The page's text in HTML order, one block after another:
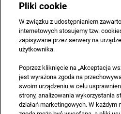
COMPANY CAREERS CONTACT US
SITE MAP
Copyright © 2021 Automobili
shareholder company part of
Reg Office:Ul. Sekundowa 1
Reg. Company Number:
Pliki cookie
W związku z udostępnianiem
internetowych stosujemy tzw.
zapisywane przez serwery na
użytkownika.
Poprzez kliknięcie na „Akceptacja
jest wyrażona zgoda na
swoim urządzeniu w celu
strony, analizowania wykorzystania
działań marketingowych. W każdym